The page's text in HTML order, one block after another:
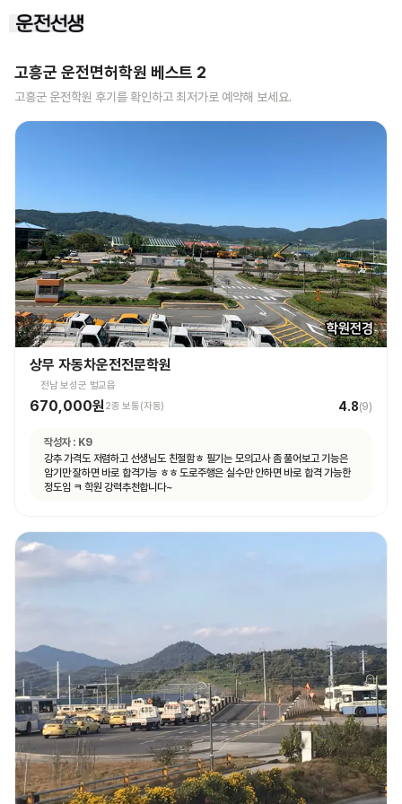
고흥군 운전면허학원 베스트 2
고흥군 운전학원 후기를 확인하고 최저가로 예약해 보세요.
상무 자동차운전전문학원
전남 보성군 벌교읍
670,000원 2종 보통(자동) 4.8(9)
작성자 : K9
강추 가격도 저렴하고 선생님도 친절함ㅎ 필기는 모의고사 좀 풀어보고 기능은
암기만 잘하면 바로 합격가능 ㅎㅎ 도로주행은 실수만 안하면 바로 합격 가능한
정도임 ㅋ 학원 강력추천합니다~